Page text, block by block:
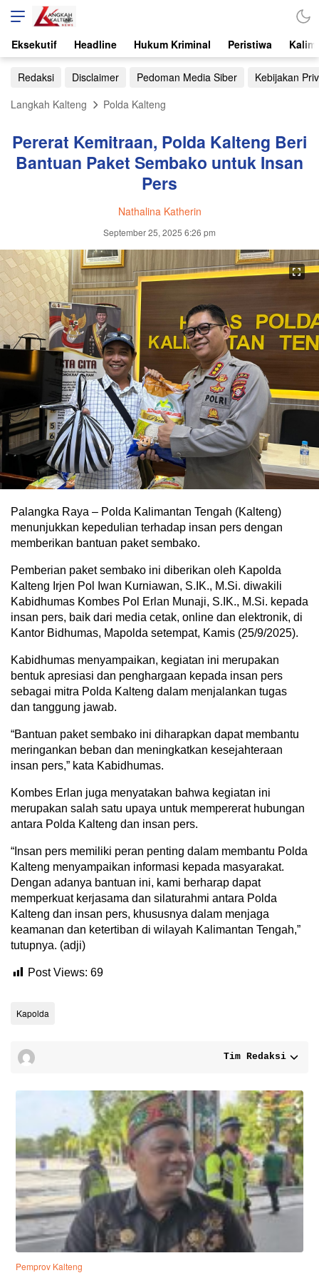
Eksekutif Headline Hukum Kriminal Peristiwa
Redaksi Disclaimer Pedoman Media Siber
Kebijakan
Langkah Kalteng
Polda Kalteng
Pererat Kemitraan, Polda Kalteng Beri
Bantuan Paket Sembako untuk Insan
Pers
Nathalina Katherin
September 25, 2025 6:26 pm
Palangka Raya – Polda Kalimantan Tengah (Kalteng)
menunjukkan kepedulian terhadap insan pers dengan
memberikan bantuan paket sembako.
Pemberian paket sembako ini diberikan oleh Kapolda
Kalteng Irjen Pol Iwan Kurniawan, S.IK., M.Si. diwakili
Kabidhumas Kombes Pol Erlan Munaji, S.IK., M.Si. kepada
insan pers, baik dari media cetak, online dan elektronik, di
Kantor Bidhumas, Mapolda setempat, Kamis (25/9/2025).
Kabidhumas menyampaikan, kegiatan ini merupakan
bentuk apresiasi dan penghargaan kepada insan pers
sebagai mitra Polda Kalteng dalam menjalankan tugas
dan tanggung jawab.
“Bantuan paket sembako ini diharapkan dapat membantu
meringankan beban dan meningkatkan kesejahteraan
insan pers,” kata Kabidhumas.
Kombes Erlan juga menyatakan bahwa kegiatan ini
merupakan salah satu upaya untuk mempererat hubungan
antara Polda Kalteng dan insan pers.
“Insan pers memiliki peran penting dalam membantu Polda
Kalteng menyampaikan informasi kepada masyarakat.
Dengan adanya bantuan ini, kami berharap dapat
memperkuat kerjasama dan silaturahmi antara Polda
Kalteng dan insan pers, khususnya dalam menjaga
keamanan dan ketertiban di wilayah Kalimantan Tengah,”
tutupnya. (adji)
Post Views: 69
Kapolda
Tim Redaksi
Pemprov Kalteng